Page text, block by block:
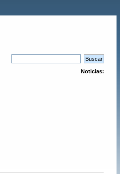
Noticias: